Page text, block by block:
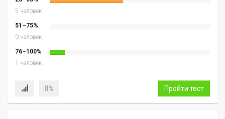
5 человек
51–75%
0 человек
76–100%
1 человек
0% Пройти тест